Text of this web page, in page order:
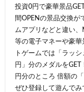
投資0円で豪華景品
間OPENの景品交換が
ムアプリなどと違い
等の電子マネーや豪
トゲームでは「ラッ
円」分のメダルを
円分のところ 倍額の
ぜひ登録して遊んでみ